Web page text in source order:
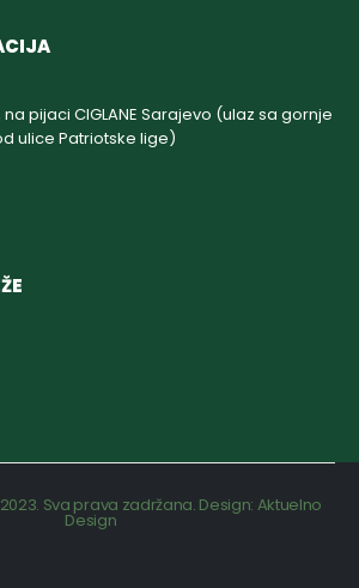
na pijaci CIGLANE Sarajevo (ulaz sa gornje
ulice Patriotske lige)
Sva prava zadržana. Design: Aktuelno
Design